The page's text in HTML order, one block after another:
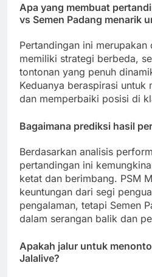
Apa yang membuat
vs Semen Padang menarik
Pertandingan ini merupakan
memiliki strategi berbeda,
tontonan yang penuh
Keduanya beraspirasi untuk
dan memperbaiki posisi di
Bagaimana prediksi hasil
Berdasarkan analisis
pertandingan ini
ketat dan berimbang. PSM
keuntungan dari segi
pengalaman, tetapi Semen
dalam serangan balik dan
Apakah jalur untuk
Jalalive?